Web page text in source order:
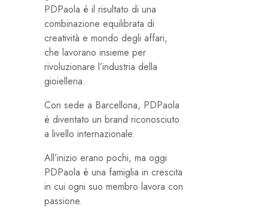
PDPaola è il risultato di una
combinazione equilibrata di
creatività e mondo degli affari,
che lavorano insieme per
rivoluzionare l’industria della
gioielleria.
Con sede a Barcellona, ​​PDPaola
è diventato un brand riconosciuto
a livello internazionale.
All’inizio erano pochi, ma oggi
PDPaola è una famiglia in crescita
in cui ogni suo membro lavora con
passione.